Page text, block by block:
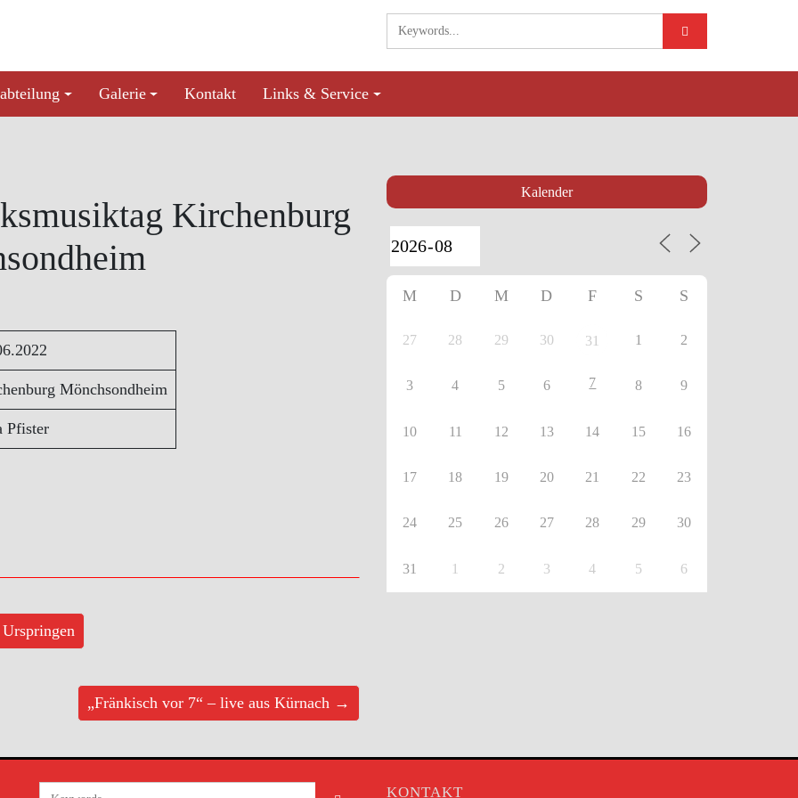
Galerie Kontakt Links & Service
Kirchenburg
Mönchsondheim
Pfister
„Fränkisch vor 7“ – live aus Kürnach →
Kalender
M D M D F S S
27 28 29 30 31 1 2
3 4 5 6 7 8 9
10 11 12 13 14 15 16
17 18 19 20 21 22 23
24 25 26 27 28 29 30
31 1 2 3 4 5 6
KONTAKT